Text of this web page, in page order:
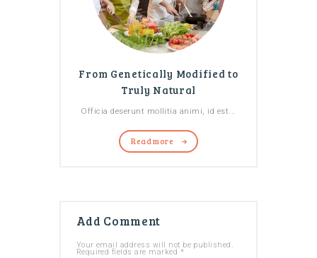
From Genetically Modified to
Truly Natural
Officia deserunt mollitia animi, id est...
Read more
Add Comment
Your email address will not be published.
Required fields are marked *